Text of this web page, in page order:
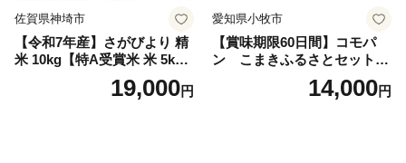
佐賀県神埼市
【令和7年産】さがびより 精
米 10kg【特A受賞米 米 5kg×
2袋 お米 コメ こめ 国産 美味
しい ブランド米 人気 ランキ
19,000円
愛知県小牧市
【賞味期限60日間】コモパ
ン こまきふるさとセット
（24個入り）／災害用備蓄
保存食 非常食 防災グッズに
14,000円